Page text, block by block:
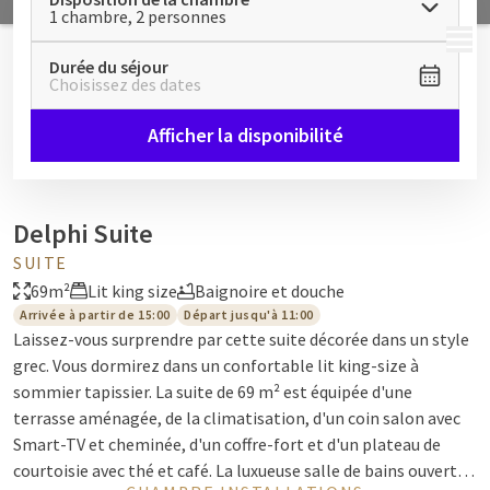
MENU
1 chambre, 2 personnes
Durée du séjour
Choisissez des dates
Afficher la disponibilité
Delphi Suite
SUITE
69m²
Lit king size Baignoire et douche
Arrivée à partir de 15:00 Départ jusqu'à 11:00
Laissez-vous surprendre par cette suite décorée dans un style
grec. Vous dormirez dans un confortable lit king-size à
sommier tapissier. La suite de 69 m² est équipée d'une
terrasse aménagée, de la climatisation, d'un coin salon avec
Smart-TV et cheminée, d'un coffre-fort et d'un plateau de
courtoisie avec thé et café. La luxueuse salle de bains ouverte